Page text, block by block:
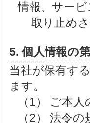
情報、サー
取り止め
5. 個人情報の
当社が保有す
ます。
（1） ご本
（2） 法令